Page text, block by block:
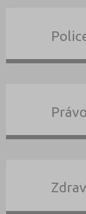
Právo